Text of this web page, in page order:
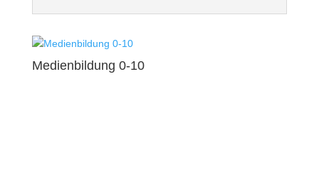
Medienbildung 0-10